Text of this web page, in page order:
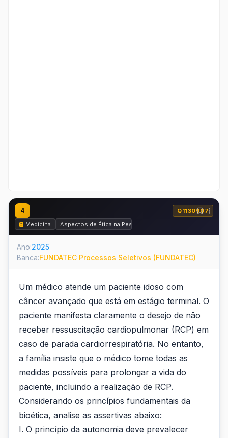
4
Q1130907
Medicina
Aspectos de Ética na Pesquisa, Ética Médica e Perícia
Ano:2025
Banca:FUNDATEC Processos Seletivos (FUNDATEC)
Um médico atende um paciente idoso com
câncer avançado que está em estágio terminal. O
paciente manifesta claramente o desejo de não
receber ressuscitação cardiopulmonar (RCP) em
caso de parada cardiorrespiratória. No entanto,
a família insiste que o médico tome todas as
medidas possíveis para prolongar a vida do
paciente, incluindo a realização de RCP.
Considerando os princípios fundamentais da
bioética, analise as assertivas abaixo:
I. O princípio da autonomia deve prevalecer